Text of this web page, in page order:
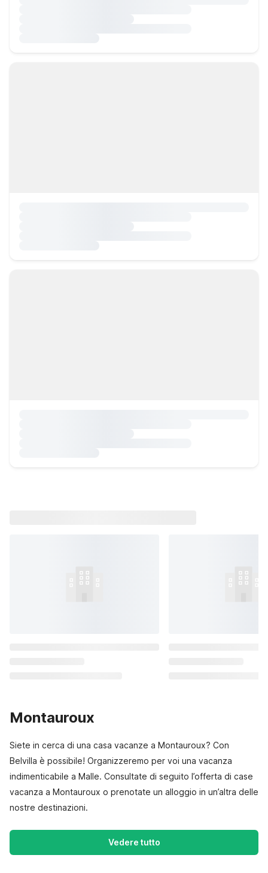
Montauroux
Siete in cerca di una casa vacanze a Montauroux? Con
Belvilla è possibile! Organizzeremo per voi una vacanza
indimenticabile a Malle. Consultate di seguito l’offerta di case
vacanza a Montauroux o prenotate un alloggio in un’altra delle
nostre destinazioni.
Vedere tutto